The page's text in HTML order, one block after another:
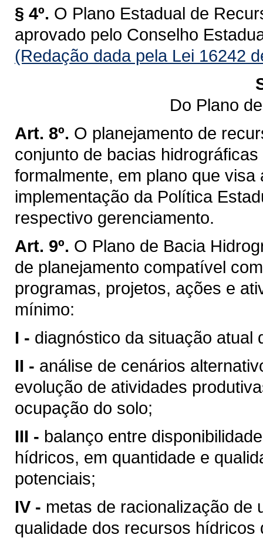
§ 4º. O Plano Estadual de
aprovado pelo Conselho
(Redação dada pela Lei 16242
Do Plano
Art. 8º. O planejamento de
conjunto de bacias
formalmente, em plano que
implementação da Política
respectivo gerenciamento.
Art. 9º. O Plano de Bacia
de planejamento compatível
programas, projetos, ações e
mínimo:
I - diagnóstico da situação atual
II - análise de cenários
evolução de atividades
ocupação do solo;
III - balanço entre
hídricos, em quantidade e
potenciais;
IV - metas de racionalização de
qualidade dos recursos